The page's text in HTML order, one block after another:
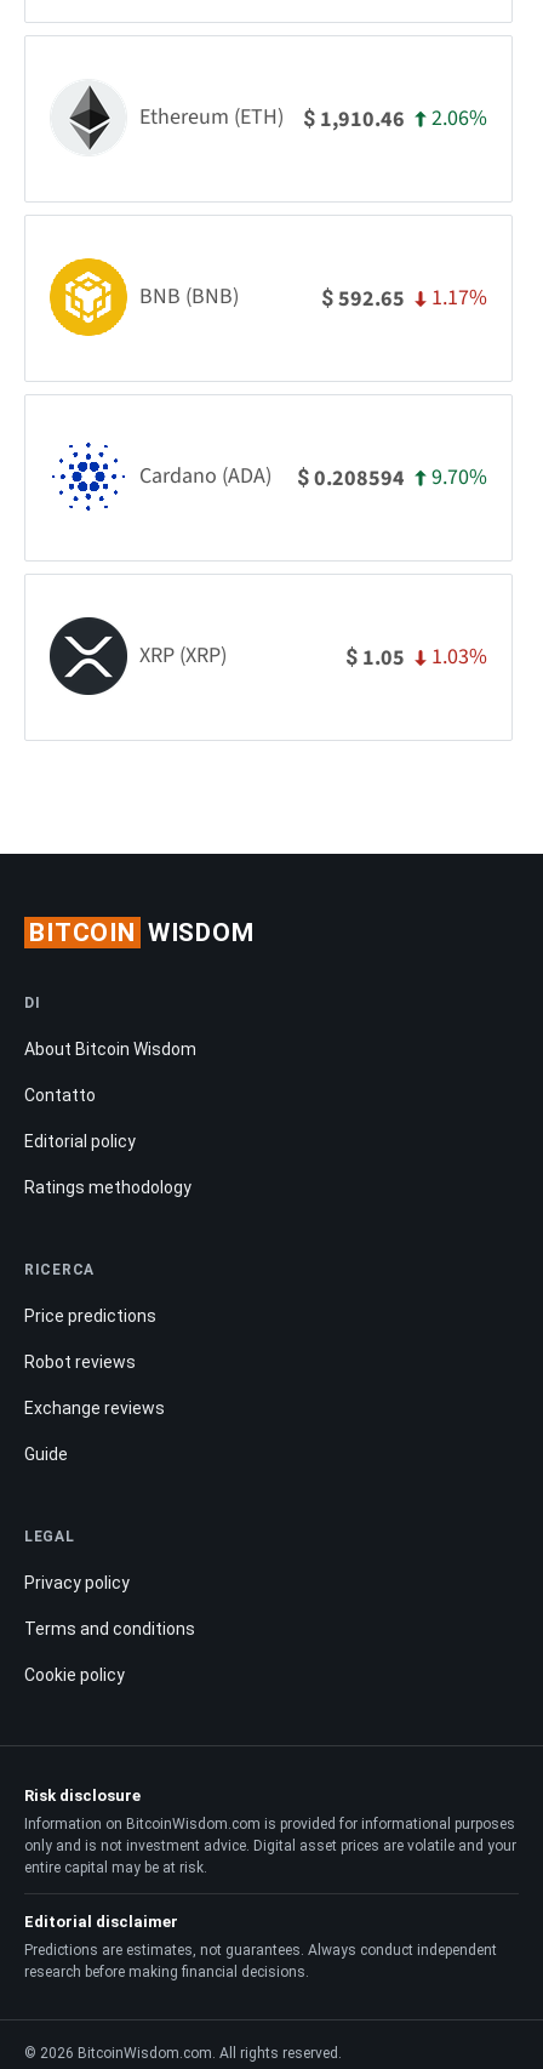
Ethereum (ETH) $ 1,910.46 2.06%
BNB (BNB) $592.65 1.17%
Cardano (ADA) $0.208594 9.70%
XRP (XRP) $ 1.05 1.03%
BITCOIN WISDOM
DI
About Bitcoin Wisdom
Contatto
Editorial policy
Ratings methodology
RICERCA
Price predictions
Robot reviews
Exchange reviews
Guide
LEGAL
Privacy policy
Terms and conditions
Cookie policy
Risk disclosure
Information on BitcoinWisdom.com is provided for informational purposes
only and is not investment advice. Digital asset prices are volatile and your
entire capital may be at risk.
Editorial disclaimer
Predictions are estimates, not guarantees. Always conduct independent
research before making financial decisions.
© 2026 BitcoinWisdom.com. All rights reserved.